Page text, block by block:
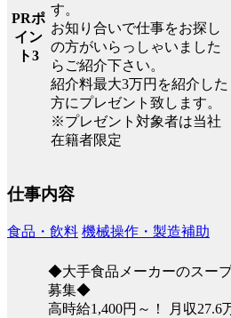
PRポ
イン
ト3
す。
お知り合いで仕事をお探し
の方がいらっしゃいました
らご紹介下さい。
紹介料最大3万円を紹介した
方にプレゼント致します。
※プレゼント対象者は当社
在籍者限定
仕事内容
食品・飲料 機械操作・製造補助
◆大手食品メーカーのスー
募集◆
高時給1,400円～！ 月収27.6